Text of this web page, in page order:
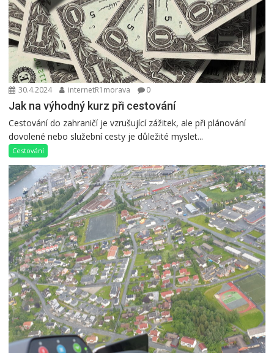
30.4.2024 internetR1morava 0
Jak na výhodný kurz při cestování
Cestování do zahraničí je vzrušující zážitek, ale při plánování
dovolené nebo služební cesty je důležité myslet...
Cestování